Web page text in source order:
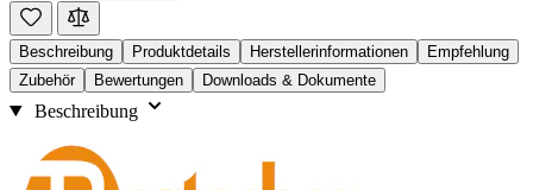
Beschreibung Produktdetails Herstellerinformationen
Empfehlung
Zubehör
Bewertungen Downloads & Dokumente
Beschreibung